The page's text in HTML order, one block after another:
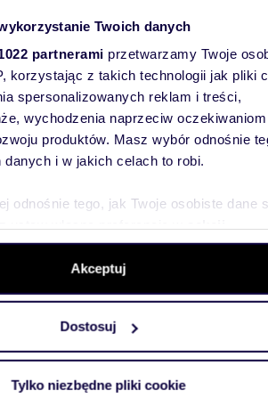
Twoich danych
partnerami przetwarzamy Twoje
korzystając z takich technologii jak pliki
spersonalizowanych reklam i treści,
wychodzenia naprzeciw oczekiwaniom
produktów. Masz wybór odnośnie
danych i w jakich celach to robi.
odnośnie tego, jak Twoje osobiste dane
plików cookie możesz zmienić
w dowolnej chwili.
społecznościowe i analizować ruch w
o tym, jak korzystasz z naszej witryny,
mogą połączyć te informacje z
Akceptuj
Dostosuj
Tylko niezbędne pliki cookie
762